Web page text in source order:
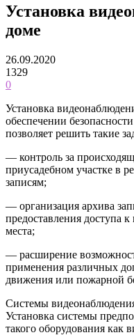
Установка
доме
26.09.2020
1329
0
Установка
обеспечении
позволяет решить такие
— контроль за
приусадебном участке в
записям;
— организация архива
предоставления доступа
места;
— расширение
применения различных
движения или пожарной
Системы
Установка системы
такого оборудования как